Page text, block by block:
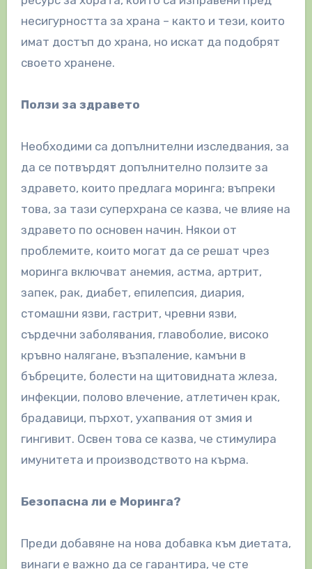
несигурността за храна – както и тези, които
имат достъп до храна, но искат да подобрят
своето хранене.
Ползи за здравето
Необходими са допълнителни изследвания, за
да се потвърдят допълнително ползите за
здравето, които предлага моринга; въпреки
това, за тази суперхрана се казва, че влияе на
здравето по основен начин. Някои от
проблемите, които могат да се решат чрез
моринга включват анемия, астма, артрит,
запек, рак, диабет, епилепсия, диария,
стомашни язви, гастрит, чревни язви,
сърдечни заболявания, главоболие, високо
кръвно налягане, възпаление, камъни в
бъбреците, болести на щитовидната жлеза,
инфекции, полово влечение, атлетичен крак,
брадавици, пърхот, ухапвания от змия и
гингивит. Освен това се казва, че стимулира
имунитета и производството на кърма.
Безопасна ли е Моринга?
Преди добавяне на нова добавка към диетата,
винаги е важно да се гарантира, че сте